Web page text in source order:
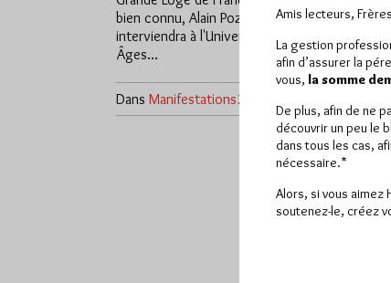
bien connu, Alain Pozarnik
interviendra à l'Université Inter-
Âges…
Dans Manifestations2 commentaires
Amis lecteurs,
La gestion
afin d’assurer la
vous, la somme
De plus, afin de ne
découvrir un peu le
dans tous les cas,
nécessaire.*
Alors, si vous aimez
soutenez-le, créez